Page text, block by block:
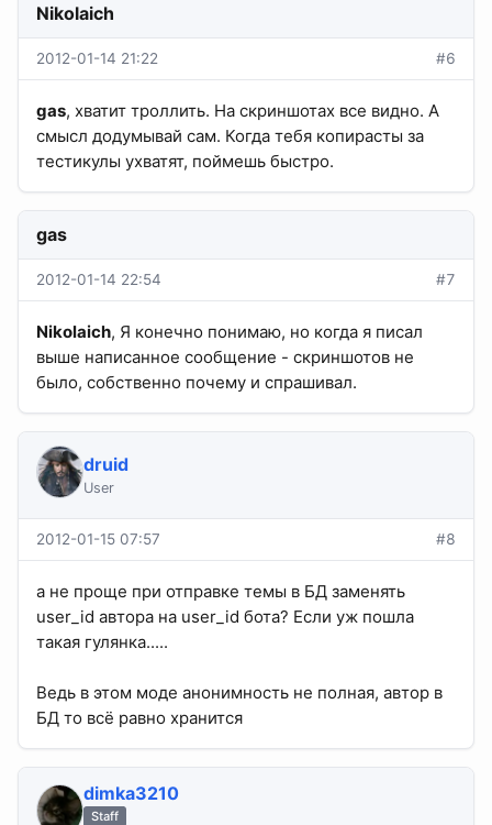
Nikolaich
2012-01-14 21:22 #6
gas, хватит троллить. На скриншотах все видно. А
смысл додумывай сам. Когда тебя копирасты за
тестикулы ухватят, поймешь быстро.
gas
2012-01-14 22:54 #7
Nikolaich, Я конечно понимаю, но когда я писал
выше написанное сообщение - скриншотов не
было, собственно почему и спрашивал.
druid
User
2012-01-15 07:57 #8
а не проще при отправке темы в БД заменять
user_id автора на user_id бота? Если уж пошла
такая гулянка.....
Ведь в этом моде анонимность не полная, автор в
БД то всё равно хранится
dimka3210
Staff